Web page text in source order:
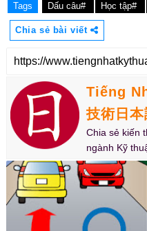
Tags Dấu câu# Học tập#
Chia sẻ bài viết
Tiếng
技術日本
Chia sẻ kiến
ngành Kỹ